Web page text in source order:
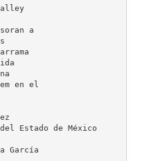
a
en el
Estado de México
García